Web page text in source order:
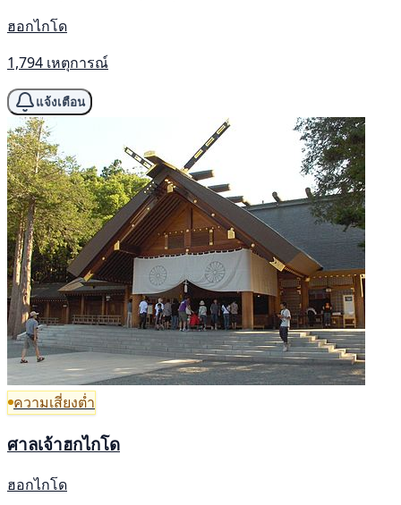
ฮอกไกโด
1,794 เหตุการณ์
แจ้งเตือน
ความเสี่ยงต่ำ
ศาลเจ้าฮกไกโด
ฮอกไกโด